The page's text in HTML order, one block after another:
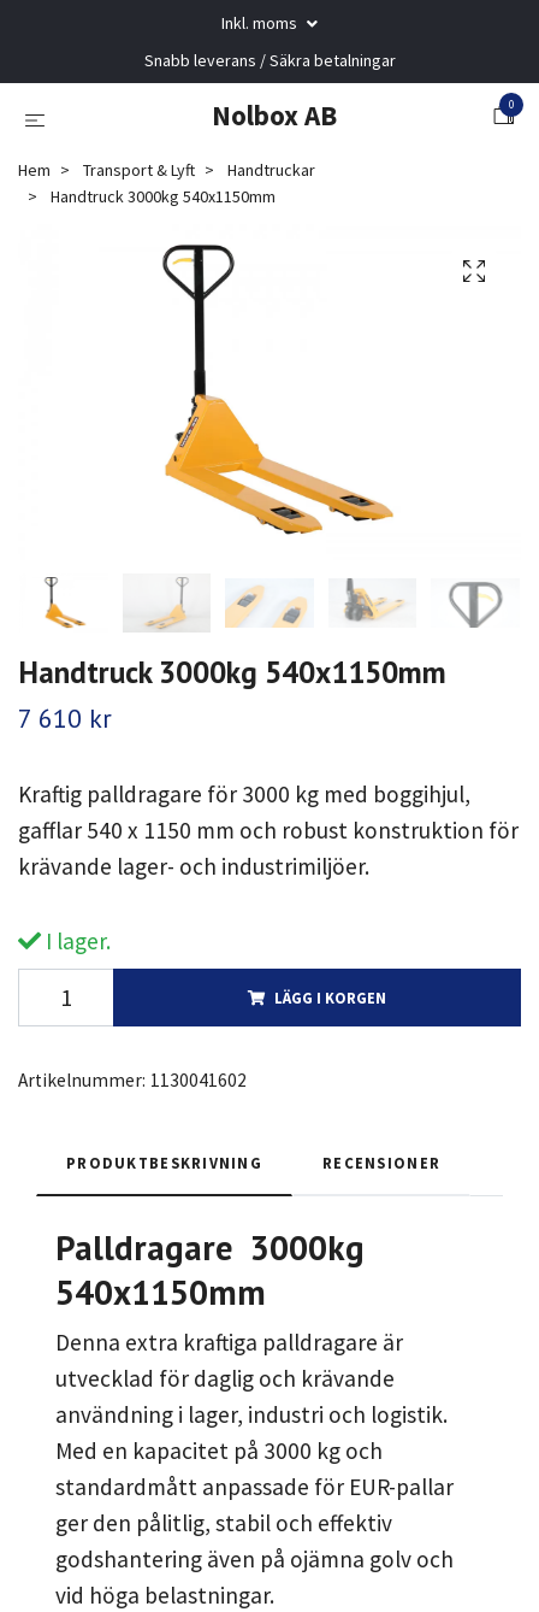
Inkl. moms
Snabb leverans / Säkra betalningar
Nolbox AB 0
Hem Transport & Lyft
Handtruckar
Handtruck 3000kg 540x1150mm
Handtruck 3000kg 540x1150mm
7 610 kr
Kraftig palldragare för 3000 kg med boggihjul,
gafflar 540 x 1150 mm och robust konstruktion för
krävande lager- och industrimiljöer.
I lager.
LÄGG I KORGEN
Artikelnummer: 1130041602
PRODUKTBESKRIVNING RECENSIONER
Palldragare 3000kg
540x1150mm
Denna extra kraftiga palldragare är
utvecklad för daglig och krävande
användning i lager, industri och logistik.
Med en kapacitet på 3000 kg och
standardmått anpassade för EUR-pallar
ger den pålitlig, stabil och effektiv
godshantering även på ojämna golv och
vid höga belastningar.